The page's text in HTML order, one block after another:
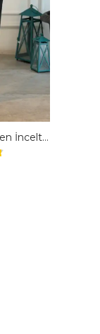
En Boy Likralı Bir Beden İncelten Pantolon - SIYAH